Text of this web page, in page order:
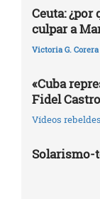
Ceuta: ¿por
culpar a
Victoria G. Corera
«Cuba
Fidel
Vídeos rebeldes
Solarismo-